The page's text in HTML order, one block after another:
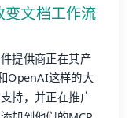
变文档工作流
提供商正在其产
OpenAI这样的大
持，并正在推广